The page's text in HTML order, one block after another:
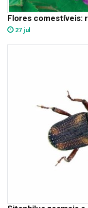
Flores comestíveis:
27 jul